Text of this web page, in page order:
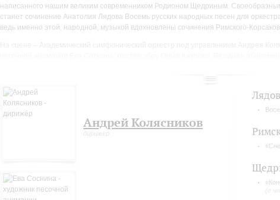
написанного нашим великим современником Родионом Щедриным.
станет сочинение Анатолия Лядова Восемь русских народных песен для
ведь именно этой, народной, музыкой вдохновлены сочинения Римского-
Андрей Колясников
дирижёр
Лядов
(с